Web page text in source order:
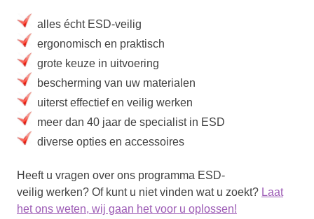
alles écht ESD-veilig
ergonomisch en praktisch
grote keuze in uitvoering
bescherming van uw materialen
uiterst effectief en veilig werken
meer dan 40 jaar de specialist in ESD
diverse opties en accessoires
Heeft u vragen over ons programma ESD-
veilig werken? Of kunt u niet vinden wat u zoekt? Laat
het ons weten, wij gaan het voor u oplossen!